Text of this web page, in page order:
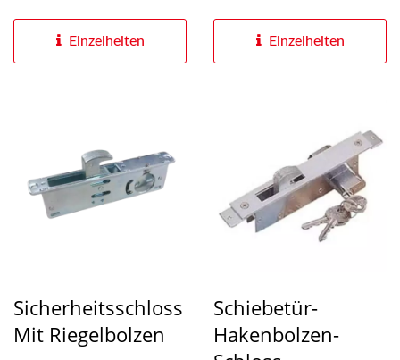
Einzelheiten Einzelheiten
Sicherheitsschloss
Mit Riegelbolzen
Schiebetür-
Hakenbolzen-